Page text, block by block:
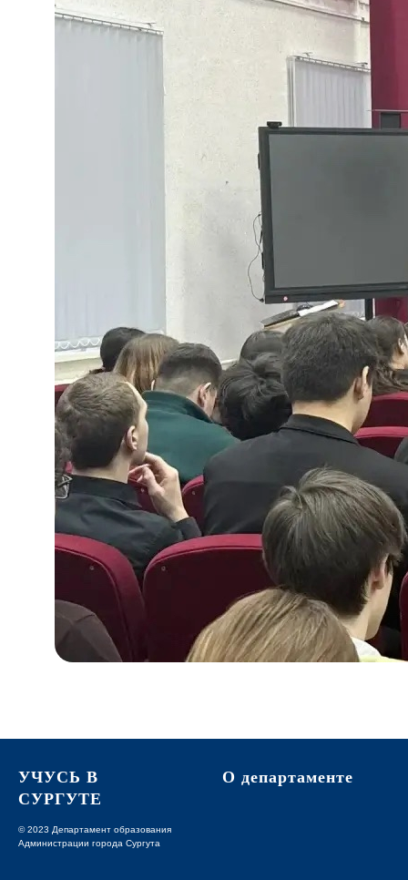
УЧУСЬ В
СУРГУТЕ
© 2023 Департамент образования
Администрации города Сургута
О департаменте